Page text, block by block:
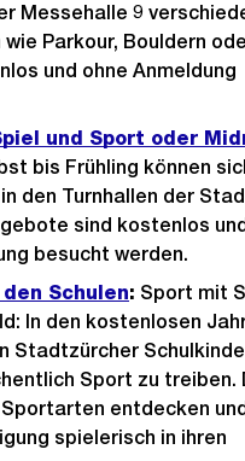
Messehalle 9
Parkour, Bouldern
und ohne Anmeldung
und Sport oder
bis Frühling können
den Turnhallen der
sind kostenlos
besucht werden.
Schulen: Sport mit
In den kostenlosen
Stadtzürcher
Sport zu treiben.
Sportarten entdecken
spielerisch in ihren